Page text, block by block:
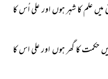
میں علم کا شہر ہوں اور علی اُس کا
حکمت کا گھر ہوں اور علی اس کا